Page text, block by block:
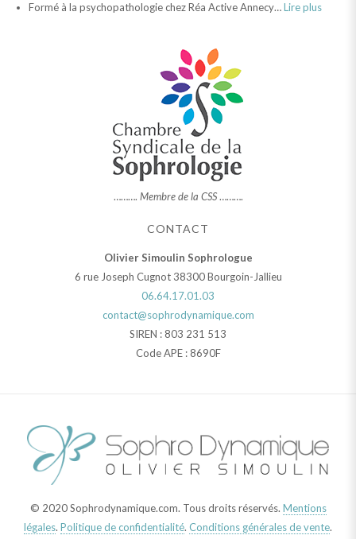
Formé à la psychopathologie chez Réa Active Annecy…Lire plus
………. Membre de la CSS……….
CONTACT
Olivier Simoulin Sophrologue
6 rue Joseph Cugnot 38300 Bourgoin-Jallieu
06.64.17.01.03
contact@sophrodynamique.com
SIREN : 803 231 513
Code APE : 8690F
© 2020 Sophrodynamique.com. Tous droits réservés. Mentions
légales. Politique de confidentialité. Conditions générales de vente.